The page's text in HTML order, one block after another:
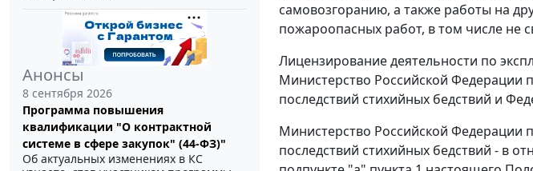
Анонсы
8 сентября 2026
Программа повышения
квалификации "О контрактной
системе в сфере закупок" (44-ФЗ)"
Об актуальных изменениях в КС
самовозгоранию, а также работы на
пожароопасных работ, в том числе не
Лицензирование деятельности по
Министерство Российской Федерации
последствий стихийных бедствий и
Министерство Российской Федерации
последствий стихийных бедствий - в